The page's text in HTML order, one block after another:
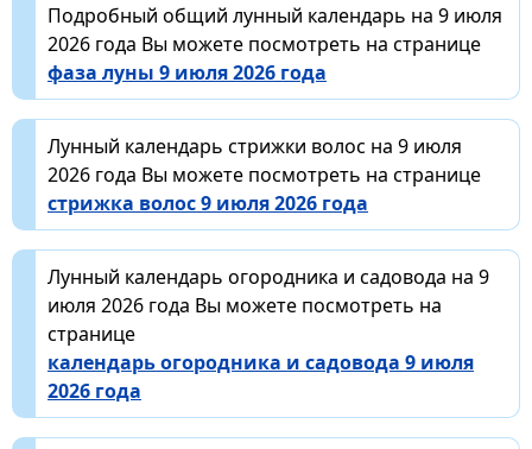
Подробный общий лунный календарь на 9 июля
2026 года Вы можете посмотреть на странице
фаза луны 9 июля 2026 года
Лунный календарь стрижки волос на 9 июля
2026 года Вы можете посмотреть на странице
стрижка волос 9 июля 2026 года
Лунный календарь огородника и садовода на 9
июля 2026 года Вы можете посмотреть на
странице
календарь огородника и садовода 9 июля
2026 года